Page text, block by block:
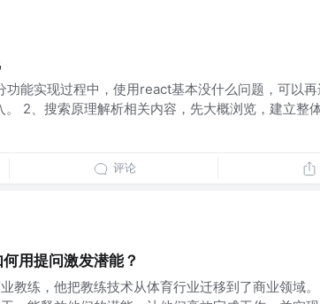
功能实现过程中，使用react基本没什么问题，可以再
2、搜索原理解析相关内容，先大概浏览，建立整
评论
用提问激发潜能？
教练，他把教练技术从体育行业迁移到了商业领域。